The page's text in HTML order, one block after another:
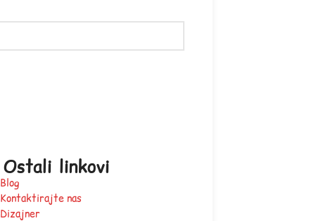
Ostali linkovi
Blog
Kontaktirajte nas
Dizajner